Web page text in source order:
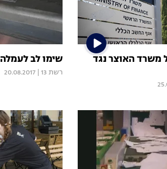
האוצר נגד
שימו לב לעמלה
רשת 13 20.08.2017